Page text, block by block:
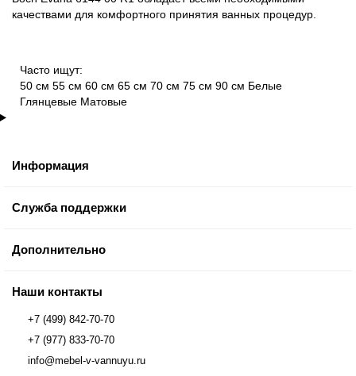
качествами для комфортного принятия ванных процедур.
Часто ищут:
50 см 55 см 60 см 65 см 70 см 75 см 90 см Белые
Глянцевые Матовые
Информация
Служба поддержки
Дополнительно
Наши контакты
+7 (499) 842-70-70
+7 (977) 833-70-70
info@mebel-v-vannuyu.ru